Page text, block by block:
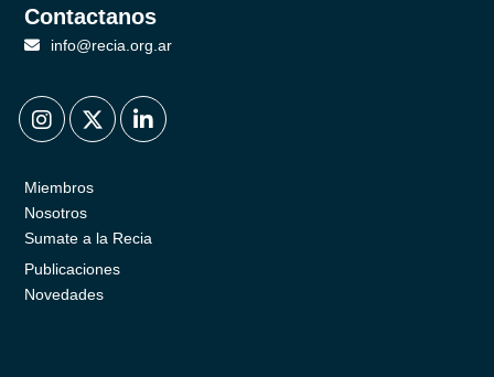
Contactanos
info@recia.org.ar
. . .
Miembros
Nosotros
Sumate a la Recia
Publicaciones
Novedades